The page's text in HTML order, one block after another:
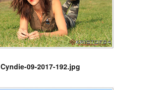
Cyndie-09-2017-192.jpg